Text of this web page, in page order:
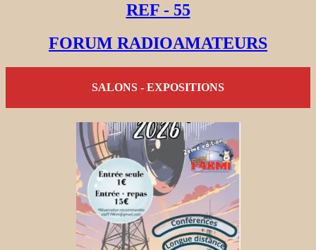
REF - 55
FORUM RADIOAMATEURS
SALONS - EXPOSITIONS